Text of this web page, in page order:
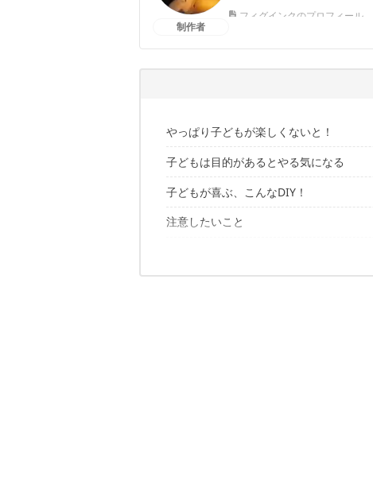
制作者
フィグインクのプロフィール
やっぱり子どもが楽しくないと！
ファミリーキャンプの主役は子どもたち
子どもは目的があるとやる気になる
作ったり、塗ったり、加工したりDIY体験を
子どもが喜ぶ、こんなDIY！
① 釣り竿作り
④ どろだんご宝石作り
注意したいこと
安全には注意を払う